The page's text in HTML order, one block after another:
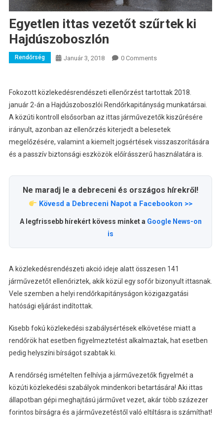
Egyetlen ittas vezetőt szűrtek ki
Hajdúszoboszlón
Rendőrség Január 3, 2018 0 Comments
Fokozott közlekedésrendészeti ellenőrzést tartottak 2018.
január 2-án a Hajdúszoboszlói Rendőrkapitányság munkatársai.
A közúti kontroll elsősorban az ittas járművezetők kiszűrésére
irányult, azonban az ellenőrzés kiterjedt a belesetek
megelőzésére, valamint a kiemelt jogsértések visszaszorítására
és a passzív biztonsági eszközök előírásszerű használatára is.
Ne maradj le a debreceni és országos hírekről!
Kövesd a Debreceni Napot a Facebookon >>
A legfrissebb hírekért kövess minket a Google News-on
is
A közlekedésrendészeti akció ideje alatt összesen 141
járművezetőt ellenőriztek, akik közül egy sofőr bizonyult ittasnak.
Vele szemben a helyi rendőrkapitányságon közigazgatási
hatósági eljárást indítottak.
Kisebb fokú közlekedési szabálysértések elkövetése miatt a
rendőrök hat esetben figyelmeztetést alkalmaztak, hat esetben
pedig helyszíni bírságot szabtak ki.
A rendőrség ismételten felhívja a járművezetők figyelmét a
közúti közlekedési szabályok mindenkori betartására! Aki ittas
állapotban gépi meghajtású járművet vezet, akár több százezer
forintos bírságra és a járművezetéstől való eltiltásra is számíthat!